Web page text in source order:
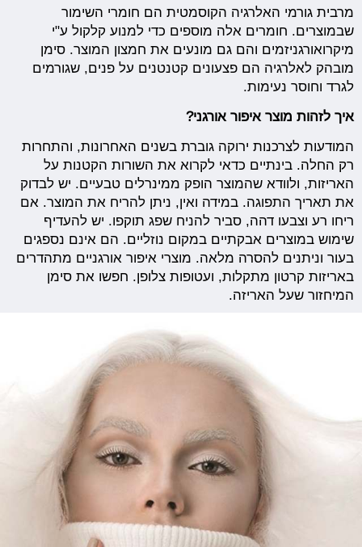
מרבית גורמי האלרגיה הקוסמטית הם חומרי השימור
שבמוצרים. חומרים אלה מוספים כדי למנוע קלקול ע"י
מיקרואורגניזמים והם גם מונעים את חמצון המוצר. סימן
מובהק לאלרגיה הם פצעונים קטנטנים על פנים, שגורמים
לגרד וחוסר נעימות.
איך לזהות מוצר איפור אורגני?
המודעות לצרכנות ירוקה גוברת בשנים האחרונות, והתחרות
רק החלה. בינתיים כדאי לקרוא את השורות הקטנות על
האריזות, ולוודא שהמוצר הופק ממינרלים טבעיים. יש לבדוק
את תאריך התפוגה. במידה ואין, ניתן להריח את המוצר. אם
ריחו רע וצבעו דהה, סביר להניח שפג תוקפו. יש להעדיף
שימוש במוצרים אבקתיים במקום נוזליים. הם אינם נספגים
בעור וניתנים להסרה מלאה. מוצרי איפור אורגניים מתהדרים
באריזות קרטון מתקלות, ועטופות צלופן. חפשו את סימן
המיחזור שעל האריזה.